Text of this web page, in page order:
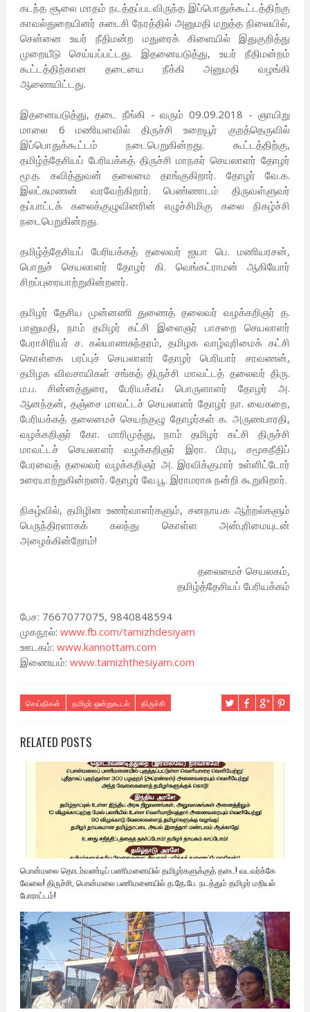
கடந்த சூலை மாதம் நடத்தப்படவிருந்த இப்பொதுக்கூட்டத்திற்கு
காவல்துறையினர் கடைசி நேரத்தில் அனுமதி மறுத்த நிலையில்,
சென்னை உயர் நீதிமன்ற மதுரைக் கிளையில் இதுகுறித்து
முறையீடு செய்யப்பட்டது. இதனையடுத்து, உயர் நீதிமன்றம்
கூட்டத்திற்கான தடையை நீக்கி அனுமதி வழங்கி
ஆணையிட்டது.
இதனையடுத்து, தடை நீங்கி - வரும் 09.09.2018 - ஞாயிறு
மாலை 6 மணியளவில் திருச்சி உறையூர் குறத்தெருவில்
இப்பொதுக்கூட்டம் நடைபெறுகின்றது. கூட்டத்திற்கு,
தமிழ்த்தேசியப் பேரியக்கத் திருச்சி மாநகர் செயலாளர் தோழர்
மூ.த. கவித்துவன் தலைமை தாங்குகிறார். தோழர் வே.க.
இலட்சுமணன் வரவேற்கிறார். பெண்ணாடம் திருவள்ளுவர்
தப்பாட்டக் கலைக்குழுவினரின் எழுச்சிமிகு கலை நிகழ்ச்சி
நடைபெறுகின்றது.
தமிழ்த்தேசியப் பேரியக்கத் தலைவர் ஐயா பெ. மணியரசன்,
பொதுச் செயலாளர் தோழர் கி. வெங்கட்ராமன் ஆகியோர்
சிறப்புரையாற்றுகின்றனர்.
தமிழர் தேசிய முன்னணி துணைத் தலைவர் வழக்கறிஞர் த.
பானுமதி, நாம் தமிழர் கட்சி இளைஞர் பாசறை செயலாளர்
பேராசிரியர் ச. கல்யாணசுந்தரம், தமிழக வாழ்வுரிமைக் கட்சி
கொள்கை பரப்புச் செயலாளர் தோழர் பெரியார் சரவணன்,
தமிழக விவசாயிகள் சங்கத் திருச்சி மாவட்டத் தலைவர் திரு.
ம.ப. சின்னத்துரை, பேரியக்கப் பொருளாளர் தோழர் அ.
ஆனந்தன், தஞ்சை மாவட்டச் செயலாளர் தோழர் நா. வைகறை,
பேரியக்கத் தலைமைச் செயற்குழு தோழர்கள் க. அருணபாரதி,
வழக்கறிஞர் கோ. மாரிமுத்து, நாம் தமிழர் கட்சி திருச்சி
மாவட்டச் செயலாளர் வழக்கறிஞர் இரா. பிரபு, சமூகநீதிப்
பேரவைத் தலைவர் வழக்கறிஞர் அ. இரவிக்குமார் உள்ளிட்டோர்
உரையாற்றுகின்றனர். தோழர் வே.பூ. இராமராசு நன்றி கூறுகிறார்.
நிகழ்வில், தமிழின உணர்வாளர்களும், சனநாயக ஆற்றல்களும்
பெருந்திரளாகக் கலந்து கொள்ள அன்புரிமையுடன்
அழைக்கின்றோம்!
தலைமைச் செயலகம்,
தமிழ்த்தேசியப் பேரியக்கம்
பேச: 7667077075, 9840848594
முகநூல்: www.fb.com/tamizhdesiyam
ஊடகம்: www.kannottam.com
இணையம்: www.tamizhthesiyam.com
செய்திகள் தமிழர் ஒன்றுகூடல் திருச்சி
RELATED POSTS
பொன்மலை தொடர்வண்டிப் பணிமனையில் தமிழர்களுக்குத் தடை! வடவர்க்கே
வேலை! திருச்சி, பொன்மலை பணிமனையில் த.தே.பே. நடத்தும் தமிழர் மறியல்
போராட்டம்!